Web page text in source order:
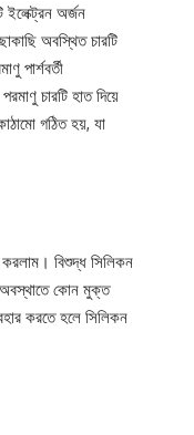
ইলেক্ট্রন অর্জন
অবস্থিত চারটি
পার্শবর্তী
চারটি হাত দিয়ে
গঠিত হয়, যা
বিশুদ্ধ সিলিকন
অবস্থাতে কোন মুক্ত
করতে হলে সিলিকন